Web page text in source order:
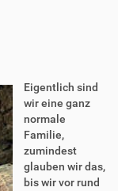
Eigentlich sind
wir eine ganz
normale
Familie,
zumindest
glauben wir das,
bis wir vor rund